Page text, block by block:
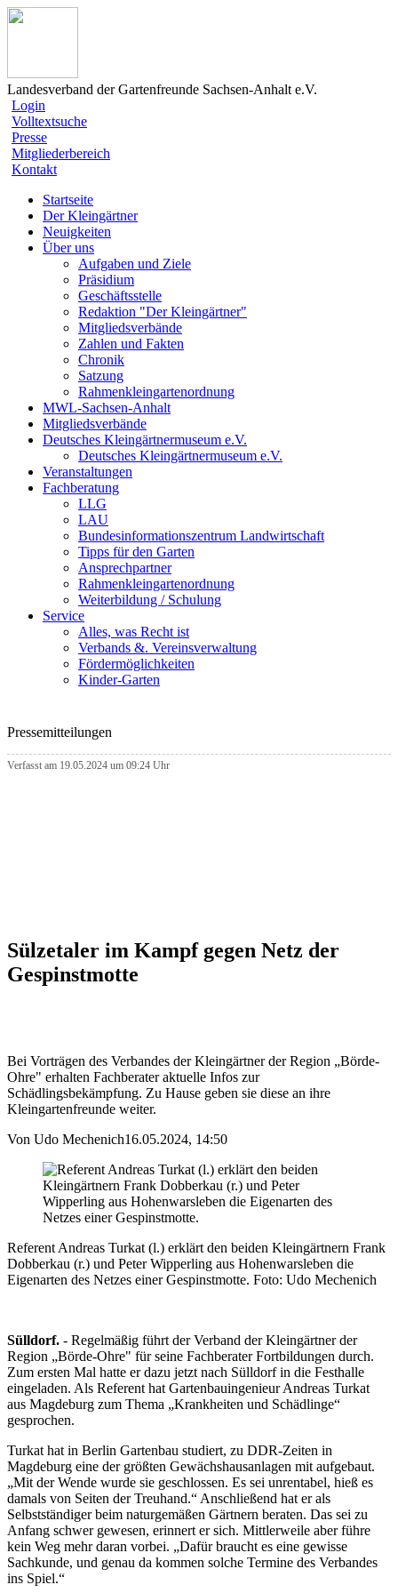
Landesverband der Gartenfreunde Sachsen-Anhalt e.V.
Login
Volltextsuche
Presse
Mitgliederbereich
Kontakt
Startseite
Der Kleingärtner
Neuigkeiten
Über uns
Aufgaben und Ziele
Präsidium
Geschäftsstelle
Redaktion "Der Kleingärtner"
Mitgliedsverbände
Zahlen und Fakten
Chronik
Satzung
Rahmenkleingartenordnung
MWL-Sachsen-Anhalt
Mitgliedsverbände
Deutsches Kleingärtnermuseum e.V.
Deutsches Kleingärtnermuseum e.V.
Veranstaltungen
Fachberatung
LLG
LAU
Bundesinformationszentrum Landwirtschaft
Tipps für den Garten
Ansprechpartner
Rahmenkleingartenordnung
Weiterbildung / Schulung
Service
Alles, was Recht ist
Verbands &. Vereinsverwaltung
Fördermöglichkeiten
Kinder-Garten
Pressemitteilungen
Verfasst am 19.05.2024 um 09:24 Uhr
Sülzetaler im Kampf gegen Netz der
Gespinstmotte
Bei Vorträgen des Verbandes der Kleingärtner der Region „Börde-
Ohre" erhalten Fachberater aktuelle Infos zur
Schädlingsbekämpfung. Zu Hause geben sie diese an ihre
Kleingartenfreunde weiter.
Von Udo Mechenich16.05.2024, 14:50
Referent Andreas Turkat (l.) erklärt den beiden Kleingärtnern Frank
Dobberkau (r.) und Peter Wipperling aus Hohenwarsleben die
Eigenarten des Netzes einer Gespinstmotte. Foto: Udo Mechenich
Sülldorf. - Regelmäßig führt der Verband der Kleingärtner der
Region „Börde-Ohre" für seine Fachberater Fortbildungen durch.
Zum ersten Mal hatte er dazu jetzt nach Sülldorf in die Festhalle
eingeladen. Als Referent hat Gartenbauingenieur Andreas Turkat
aus Magdeburg zum Thema „Krankheiten und Schädlinge“
gesprochen.
Turkat hat in Berlin Gartenbau studiert, zu DDR-Zeiten in
Magdeburg eine der größten Gewächshausanlagen mit aufgebaut.
„Mit der Wende wurde sie geschlossen. Es sei unrentabel, hieß es
damals von Seiten der Treuhand.“ Anschließend hat er als
Selbstständiger beim naturgemäßen Gärtnern beraten. Das sei zu
Anfang schwer gewesen, erinnert er sich. Mittlerweile aber führe
kein Weg mehr daran vorbei. „Dafür braucht es eine gewisse
Sachkunde, und genau da kommen solche Termine des Verbandes
ins Spiel.“